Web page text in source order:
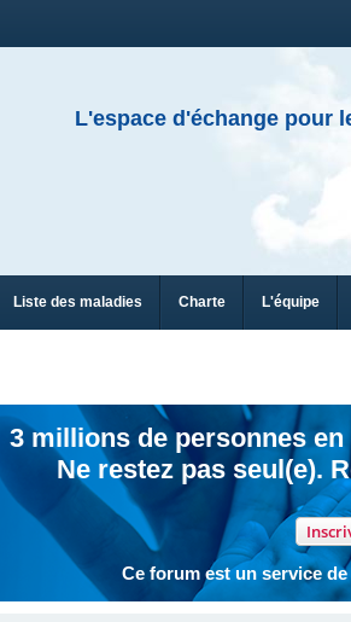
L'espace d'échange pour
Liste des maladies Charte L'équipe
3 millions de personnes
Ne restez pas seul(e).
Ce forum est un service